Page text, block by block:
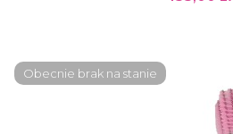
Obecnie brak na stanie